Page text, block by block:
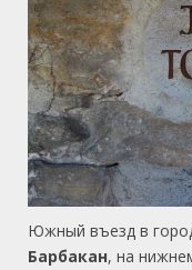
Южный въезд в
Барбакан, на